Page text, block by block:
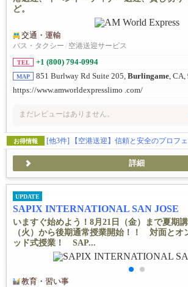
ど。
交通・運輸
バス・タクシー / 空港送迎サービス
TEL +1 (800) 794-0994
MAP 851 Burlway Rd Suite 205, Burlingame, CA,
https://www.amworldexpresslimo .com/
まだレビューはありません。
お得情報 [他3件] 【空港送迎】信頼と安全のプロフェッショナ
詳細
UPDATE
SAPIX INTERNATIONAL SAN JOSE
いますぐ始めよう！8月21日（金）まで夏期
（火）から後期通常授業開始！！ 対面とオ
ッド式授業！ SAP...
教育・習い事